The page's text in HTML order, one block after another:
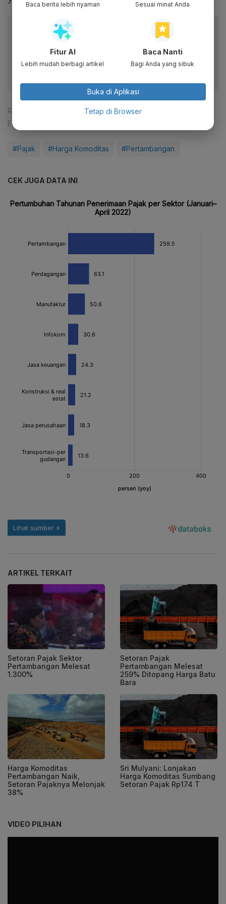
Baca artikel ini lewat aplikasi mobile.
Dapatkan pengalaman membaca lebih nyaman dan nikmati
fitur menarik lainnya lewat aplikasi mobile Katadata.
Reporter:
Abdul Azis Said
Editor:
#Pajak #Harga Komoditas #Pertambangan
CEK JUGA DATA INI
ARTIKEL TERKAIT
Setoran Pajak Sektor
Pertambangan Melesat
1.300%
Setoran Pajak
Pertambangan Melesat
259% Ditopang Harga Batu
Bara
Harga Komoditas
Pertambangan Naik,
Setoran Pajaknya Melonjak
38%
Sri Mulyani: Lonjakan
Harga Komoditas Sumbang
Setoran Pajak Rp174 T
VIDEO PILIHAN
Baca berita lebih nyaman Sesuai minat Anda
Fitur AI
Lebih mudah berbagi artikel
Baca Nanti
Bagi Anda yang sibuk
Buka di Aplikasi
Tetap di Browser